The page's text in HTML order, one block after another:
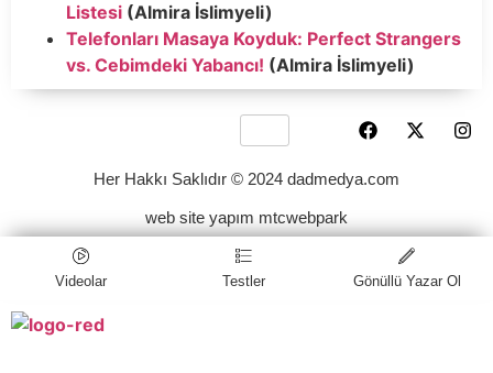
Listesi (Almira İslimyeli)
Telefonları Masaya Koyduk: Perfect Strangers
vs. Cebimdeki Yabancı! (Almira İslimyeli)
Her Hakkı Saklıdır © 2024 dadmedya.com
web site yapım mtcwebpark
Videolar Testler Gönüllü Yazar Ol